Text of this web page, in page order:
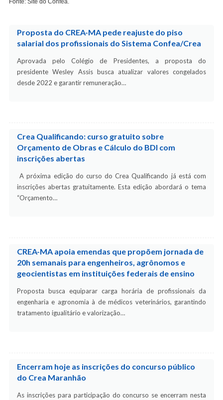
Fonte: Site do Confea.
Proposta do CREA-MA pede reajuste do piso
salarial dos profissionais do Sistema Confea/Crea
Aprovada pelo Colégio de Presidentes, a proposta do
presidente Wesley Assis busca atualizar valores congelados
desde 2022 e garantir remuneração…
Crea Qualificando: curso gratuito sobre
Orçamento de Obras e Cálculo do BDI com
inscrições abertas
A próxima edição do curso do Crea Qualificando já está com
inscrições abertas gratuitamente. Esta edição abordará o tema
“Orçamento…
CREA-MA apoia emendas que propõem jornada de
20h semanais para engenheiros, agrônomos e
geocientistas em instituições federais de ensino
Proposta busca equiparar carga horária de profissionais da
engenharia e agronomia à de médicos veterinários, garantindo
tratamento igualitário e valorização…
Encerram hoje as inscrições do concurso público
do Crea Maranhão
As inscrições para participação do concurso se encerram nesta